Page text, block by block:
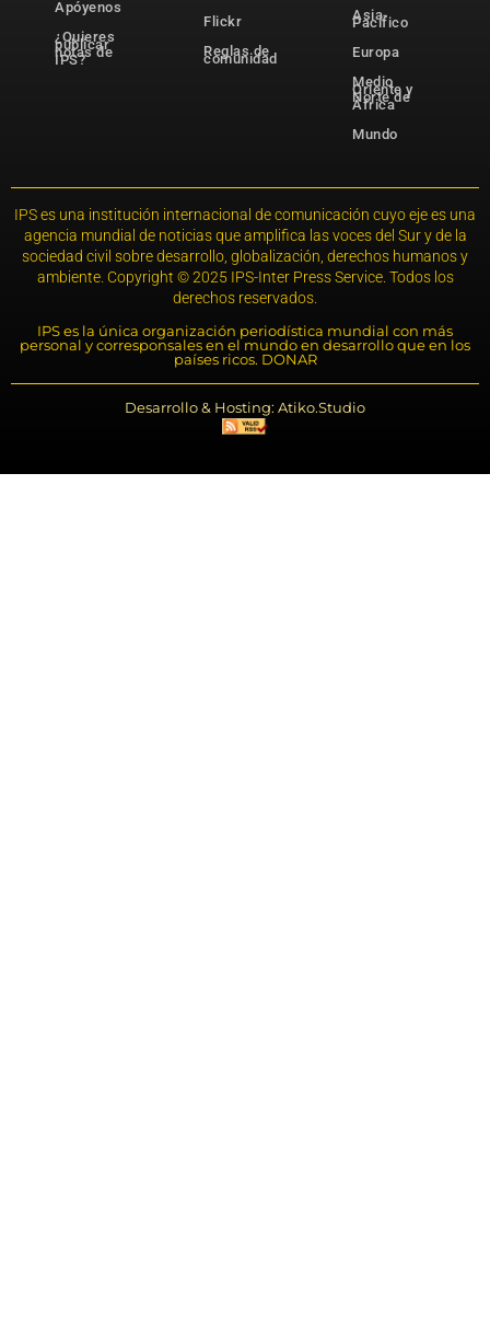
Apóyenos
¿Quieres
publicar
notas de
IPS?
Flickr
Reglas de
comunidad
Asia-
Pacífico
Europa
Medio
Oriente y
Norte de
África
Mundo
IPS es una institución internacional de comunicación cuyo eje es una
agencia mundial de noticias que amplifica las voces del Sur y de la
sociedad civil sobre desarrollo, globalización, derechos humanos y
ambiente. Copyright © 2025 IPS-Inter Press Service. Todos los
derechos reservados.
IPS es la única organización periodística mundial con más
personal y corresponsales en el mundo en desarrollo que en los
países ricos. DONAR
Desarrollo & Hosting: Atiko.Studio